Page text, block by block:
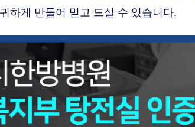
하게 만들어 믿고 드실 수 있습니다.